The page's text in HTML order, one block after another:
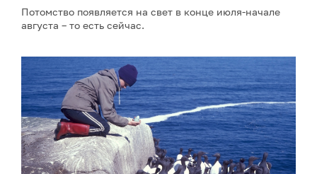
Потомство появляется на свет в конце июля-начале
августа – то есть сейчас.